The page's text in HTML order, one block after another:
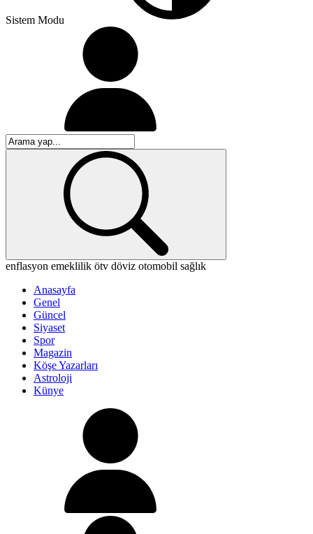
Sistem Modu
enflasyon emeklilik ötv döviz otomobil sağlık
Anasayfa
Genel
Güncel
Siyaset
Spor
Magazin
Köşe Yazarları
Astroloji
Künye